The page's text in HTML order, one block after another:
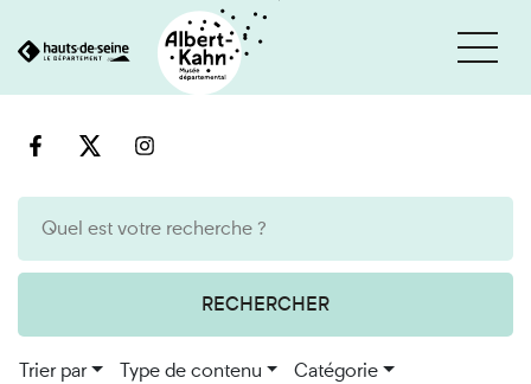
au
RECHERCHER
Trier par Type de contenu Catégorie
Cookies et traceurs utilisés sur ce site